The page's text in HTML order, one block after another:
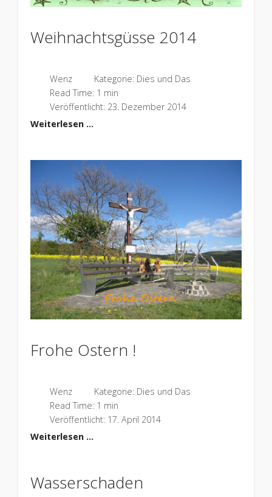
Weihnachtsgüsse 2014
Wenz Kategorie: Dies und Das
Read Time: 1 min
Veröffentlicht: 23. Dezember 2014
Weiterlesen …
Frohe Ostern !
Wenz Kategorie: Dies und Das
Read Time: 1 min
Veröffentlicht: 17. April 2014
Weiterlesen …
Wasserschaden